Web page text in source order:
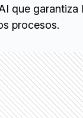
que garantiza
procesos.